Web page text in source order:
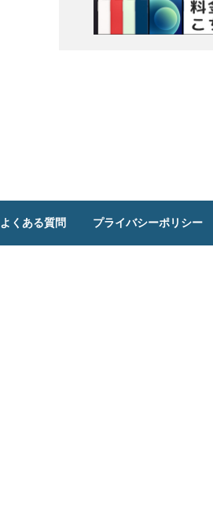
よくある質問 プライバシーポリシー